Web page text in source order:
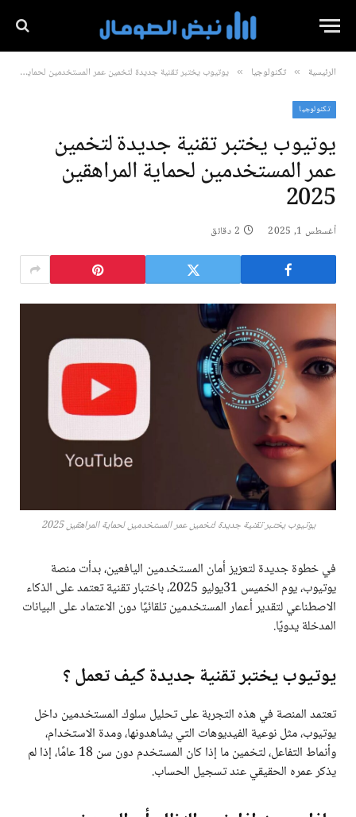
الرئيسية » تكنولوجيا » يوتيوب يختبر تقنية جديدة لتخمين عمر المستخدمين لحماية المراهقين 2025
تكنولوجيا
يوتيوب يختبر تقنية جديدة لتخمين
عمر المستخدمين لحماية المراهقين
2025
أغسطس 1, 2025 2 دقائق
يوتيوب يختبر تقنية جديدة لتخمين عمر المستخدمين لحماية المراهقين 2025
في خطوة جديدة لتعزيز أمان المستخدمين اليافعين، بدأت منصة
يوتيوب، يوم الخميس 31يوليو 2025، باختبار تقنية تعتمد على الذكاء
الاصطناعي لتقدير أعمار المستخدمين تلقائيًا دون الاعتماد على البيانات
المدخلة يدويًا.
يوتيوب يختبر تقنية جديدة كيف تعمل ؟
تعتمد المنصة في هذه التجربة على تحليل سلوك المستخدمين داخل
يوتيوب، مثل نوعية الفيديوهات التي يشاهدونها، ومدة الاستخدام،
وأنماط التفاعل، لتخمين ما إذا كان المستخدم دون سن 18 عامًا، إذا لم
يذكر عمره الحقيقي عند تسجيل الحساب.